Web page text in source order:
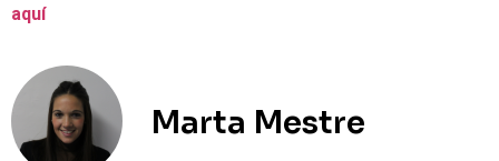
aquí
Marta Mestre